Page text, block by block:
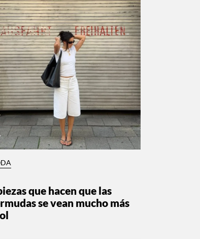
que hacen que las
se vean mucho más